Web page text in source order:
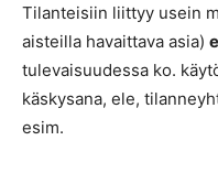
Tilanteisiin liittyy usein
aisteilla havaittava asia)
tulevaisuudessa ko.
käskysana, ele,
esim.